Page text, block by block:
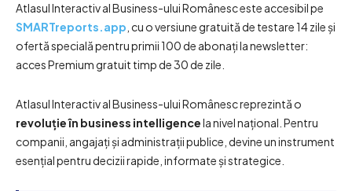
Atlasul Interactiv al Business-ului Românesc este accesibil pe
SMARTreports.app , cu o versiune gratuită de testare 14 zile și
ofertă specială pentru primii 100 de abonați la newsletter:
acces Premium gratuit timp de 30 de zile.
Atlasul Interactiv al Business-ului Românesc reprezintă o
revoluție în business intelligencela nivel național. Pentru
companii, angajați și administrații publice, devine un instrument
esențial pentru decizii rapide, informate și strategice.